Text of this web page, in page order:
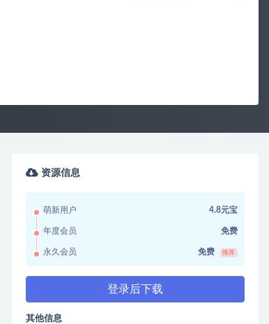
资源信息
萌新用户 4.8元宝
年度会员 免费
永久会员 免费 推荐
登录后下载
其他信息